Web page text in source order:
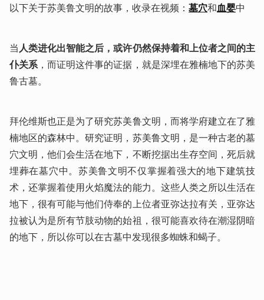
以下关于苏美鲁文明的故事，收录在视频： 墓穴和血婴中
当人类进化出智能之后，或许仍然保持着和上位者之间的主
仆关系，而证明这件事的证据，就是深埋在雅楠地下的苏美
鲁古墓。
拜伦维斯也正是为了研究苏美鲁文明，而将学府建立在了雅
楠地区的森林中。研究证明，苏美鲁文明，是一种古老的墓
穴文明，他们会生活在地下，不断挖据出生存空间，死后就
埋葬在墓穴中。苏美鲁文明不仅掌握着强大的地下建筑技
术，还掌握着使用火焰魔法的能力。这些人类之所以生活在
地下，很有可能与他们侍奉的上位者亚弥达拉有关，亚弥达
拉被认为是所有节肢动物的始祖，很可能喜欢待在潮湿阴暗
的地下，所以你可以在古墓中发现很多蜘蛛和蝎子。